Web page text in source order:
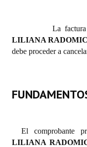
Organigrama
DOCUMENTOS
Proyectos
Actas de Sesión
La factura
LILIANA
debe proceder a
El comprobante
LILIANA